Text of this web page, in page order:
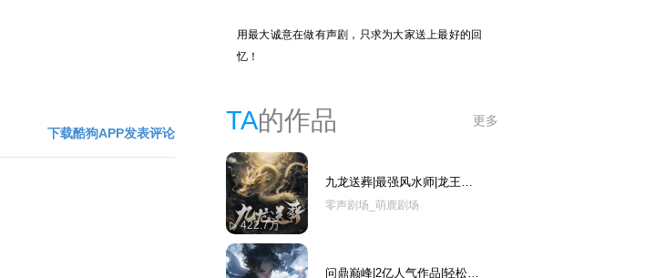
下载酷狗APP发表评论
用最大诚意在做有声剧，只求为大家送上最好的回
忆！
TA的作品 更多
422.7万
九龙送葬|最强风水师|龙王的
赘婿|风水悬疑
零声剧场_萌鹿剧场
问鼎巅峰|2亿人气作品|轻松幽